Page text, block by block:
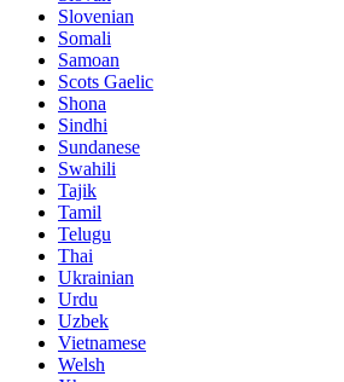
Slovenian
Somali
Samoan
Scots Gaelic
Shona
Sindhi
Sundanese
Swahili
Tajik
Tamil
Telugu
Thai
Ukrainian
Urdu
Uzbek
Vietnamese
Welsh